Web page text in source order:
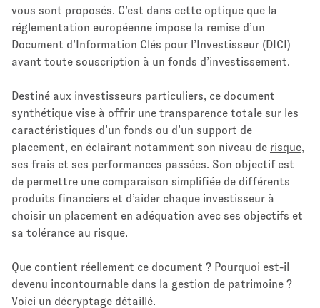
vous sont proposés. C’est dans cette optique que la
réglementation européenne impose la remise d’un
Document d’Information Clés pour l’Investisseur (DICI)
avant toute souscription à un fonds d’investissement.
Destiné aux investisseurs particuliers, ce document
synthétique vise à offrir une transparence totale sur les
caractéristiques d’un fonds ou d’un support de
placement, en éclairant notamment son niveau de risque,
ses frais et ses performances passées. Son objectif est
de permettre une comparaison simplifiée de différents
produits financiers et d’aider chaque investisseur à
choisir un placement en adéquation avec ses objectifs et
sa tolérance au risque.
Que contient réellement ce document ? Pourquoi est-il
devenu incontournable dans la gestion de patrimoine ?
Voici un décryptage détaillé.